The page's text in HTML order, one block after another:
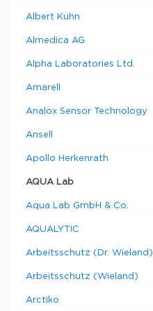
Albert Kuhn
Almedica AG
Alpha Laboratories Ltd.
Amarell
Analox Sensor Technology
Ansell
Apollo Herkenrath
AQUA Lab
Aqua Lab GmbH & Co.
AQUALYTIC
Arbeitsschutz (Dr. Wieland)
Arbeitsschutz (Wieland)
Arctiko